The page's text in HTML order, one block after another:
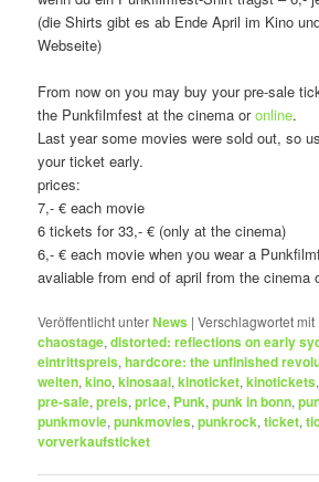
(die Shirts gibt es ab Ende April im Kino
Webseite)
From now on you may buy your pre-sale
the Punkfilmfest at the cinema oronline.
Last year some movies were sold out, so
your ticket early.
prices:
7,- € each movie
6 tickets for 33,- € (only at the cinema)
6,- € each movie when you wear a
avaliable from end of april from the cinema
Veröffentlicht unterNews |Verschlagwortet mit
chaostage,distorted: reflections on early
eintrittspreis,hardcore: the unfinished
welten,kino,kinosaal,kinoticket,kinotickets
pre-sale,preis,price, Punk,punk in bonn,
punkmovie,punkmovies,punkrock,ticket,
vorverkaufsticket